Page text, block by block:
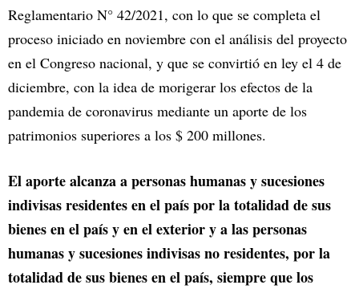
Reglamentario N° 42/2021, con lo que se completa el
proceso iniciado en noviembre con el análisis del proyecto
en el Congreso nacional, y que se convirtió en ley el 4 de
diciembre, con la idea de morigerar los efectos de la
pandemia de coronavirus mediante un aporte de los
patrimonios superiores a los $ 200 millones.
El aporte alcanza a personas humanas y sucesiones
indivisas residentes en el país por la totalidad de sus
bienes en el país y en el exterior y a las personas
humanas y sucesiones indivisas no residentes, por la
totalidad de sus bienes en el país, siempre que los